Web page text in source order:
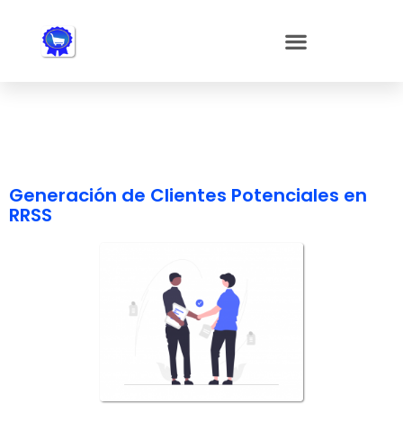
accesibilidad.
Generación de Clientes Potenciales en
RRSS